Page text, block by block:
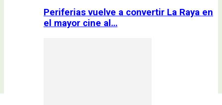
Periferias vuelve a convertir La Raya en
el mayor cine al…